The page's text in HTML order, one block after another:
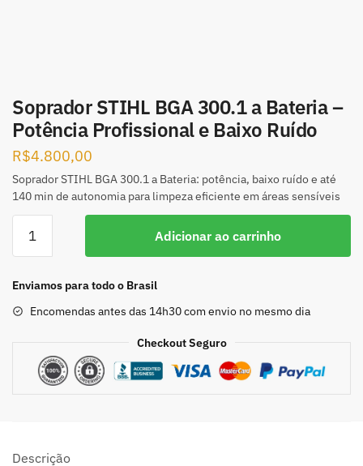
Soprador STIHL BGA 300.1 a Bateria –
Potência Profissional e Baixo Ruído
R$4.800,00
Soprador STIHL BGA 300.1 a Bateria: potência, baixo ruído e até
140 min de autonomia para limpeza eficiente em áreas sensíveis
Adicionar ao carrinho
Enviamos para todo o Brasil
Encomendas antes das 14h30 com envio no mesmo dia
Checkout Seguro
Descrição